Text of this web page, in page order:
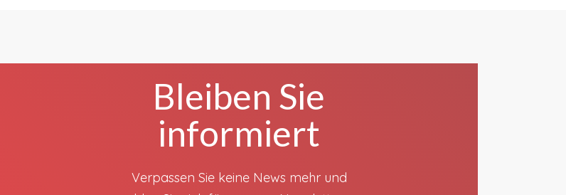
Bleiben Sie
informiert
Verpassen Sie keine News mehr und